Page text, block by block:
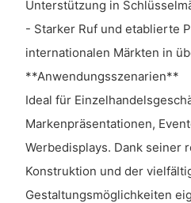
Unterstützung in
- Starker Ruf und etablierte
internationalen Märkten in
**Anwendungsszenarien**
Ideal für
Markenpräsentationen,
Werbedisplays. Dank seiner
Konstruktion und der
Gestaltungsmöglichkeiten